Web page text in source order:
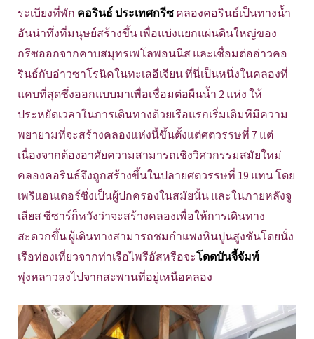
ระเบียงที่พัก คอรินธ์ ประเทศกรีซ คลองคอรินธ์เป็นทางน้ำ
อันน่าทึ่งที่มนุษย์สร้างขึ้น เพื่อแบ่งแยกแผ่นดินใหญ่ของ
กรีซออกจากคาบสมุทรเพโลพอนนีส และเชื่อมต่ออ่าวคอ
รินธ์กับอ่าวซาโรนิคในทะเลอีเจียน ที่นี่เป็นหนึ่งในคลองที่
แคบที่สุดซึ่งออกแบบมาเพื่อเชื่อมต่อผืนน้ำ 2 แห่ง ให้
ประหยัดเวลาในการเดินทางด้วยเรือแรกเริ่มเดิมทีมีความ
พยายามที่จะสร้างคลองแห่งนี้ขึ้นตั้งแต่ศตวรรษที่ 7 แต่
เนื่องจากต้องอาศัยความสามารถเชิงวิศวกรรมสมัยใหม่
คลองคอรินธ์จึงถูกสร้างขึ้นในปลายศตวรรษที่ 19 แทน โดย
เพริแอนเดอร์ซึ่งเป็นผู้ปกครองในสมัยนั้น และในภายหลังจู
เลียส ซีซาร์ก็หวังว่าจะสร้างคลองเพื่อให้การเดินทาง
สะดวกขึ้น ผู้เดินทางสามารถชมกำแพงหินปูนสูงชันโดยนั่ง
เรือท่องเที่ยวจากท่าเรือไพรีอัสหรือจะโดดบันจี้จัมพ์
พุ่งหลาวลงไปจากสะพานที่อยู่เหนือคลอง